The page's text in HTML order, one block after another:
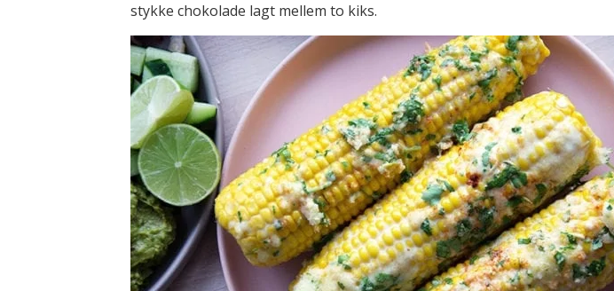
stykke chokolade lagt mellem to kiks.